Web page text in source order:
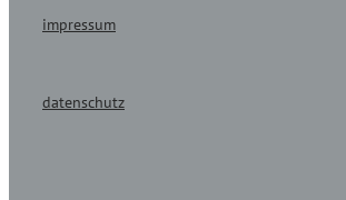
impressum
datenschutz